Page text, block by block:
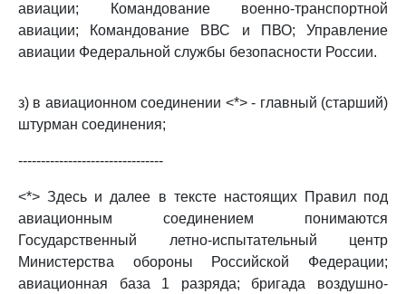
авиации; Командование военно-транспортной
авиации; Командование ВВС и ПВО; Управление
авиации Федеральной службы безопасности России.
з) в авиационном соединении <*> - главный (старший)
штурман соединения;
--------------------------------
<*> Здесь и далее в тексте настоящих Правил под
авиационным соединением понимаются
Государственный летно-испытательный центр
Министерства обороны Российской Федерации;
авиационная база 1 разряда; бригада воздушно-